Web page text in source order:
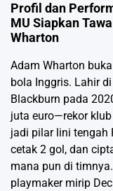
Profil dan
MU Siapkan
Wharton
Adam Wharton
bola Inggris. Lahir
Blackburn pada
juta euro—rekor
jadi pilar lini tengah
cetak 2 gol, dan
mana pun di
playmaker mirip